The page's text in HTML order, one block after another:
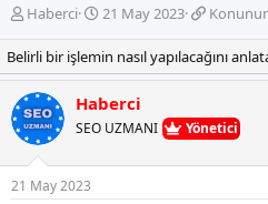
K
n
b
u
y
u
a
ş
Haberci
B
ş
l
n
g
ç
21 May 2023
K
n
u
n
a
Belirli bir işlemin nasıl yapılacağını
Haberci
SEO UZMANI Yönetici
21 May 2023